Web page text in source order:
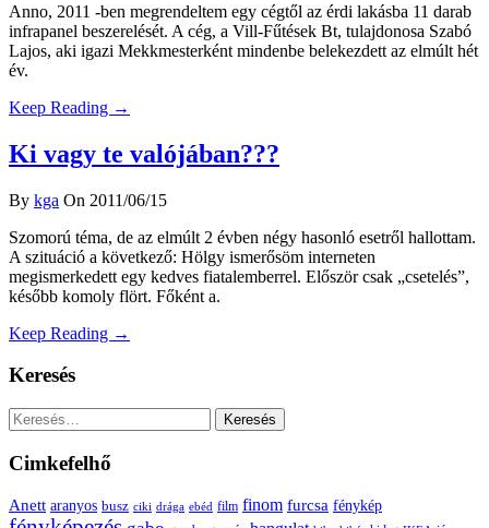
Anno, 2011 -ben megrendeltem egy cégtől az érdi lakásba 11 darab
infrapanel beszerelését. A cég, a Vill-Fűtések Bt, tulajdonosa Szabó
Lajos, aki igazi Mekkmesterként mindenbe belekezdett az elmúlt hét
év.
Keep Reading →
Ki vagy te valójában???
By kga On 2011/06/15
Szomorú téma, de az elmúlt 2 évben négy hasonló esetről hallottam.
A szituáció a következő: Hölgy ismerősöm interneten
megismerkedett egy kedves fiatalemberrel. Először csak „csetelés”,
később komoly flört. Főként a.
Keep Reading →
Keresés
Keresés:
Cimkefelhő
Anett aranyos busz ciki drága ebéd film finom furcsa fénykép